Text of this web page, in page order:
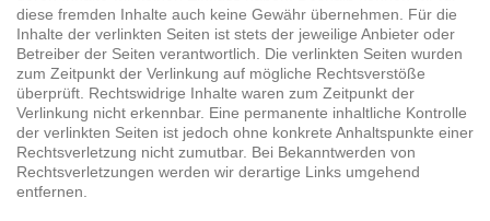
diese fremden Inhalte auch keine Gewähr übernehmen. Für die
Inhalte der verlinkten Seiten ist stets der jeweilige Anbieter oder
Betreiber der Seiten verantwortlich. Die verlinkten Seiten wurden
zum Zeitpunkt der Verlinkung auf mögliche Rechtsverstöße
überprüft. Rechtswidrige Inhalte waren zum Zeitpunkt der
Verlinkung nicht erkennbar. Eine permanente inhaltliche Kontrolle
der verlinkten Seiten ist jedoch ohne konkrete Anhaltspunkte einer
Rechtsverletzung nicht zumutbar. Bei Bekanntwerden von
Rechtsverletzungen werden wir derartige Links umgehend
entfernen.